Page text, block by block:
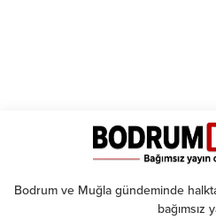
Bodrum ve Muğla gündeminde
bağımsız